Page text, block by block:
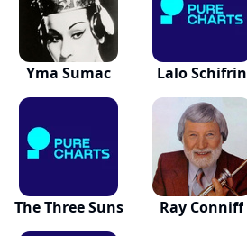
Yma Sumac Lalo Schifrin
The Three Suns Ray Conniff